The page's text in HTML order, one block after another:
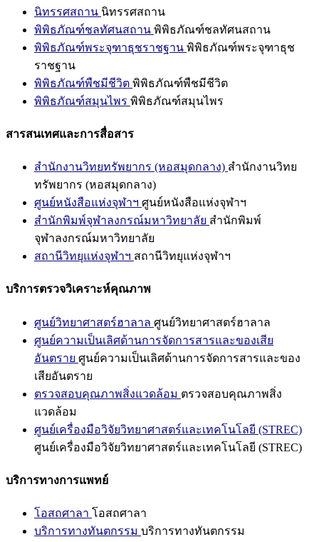
นิทรรศสถาน นิทรรศสถาน
พิพิธภัณฑ์ชลทัศนสถาน พิพิธภัณฑ์ชลทัศนสถาน
พิพิธภัณฑ์พระจุฑาธุชราชฐาน พิพิธภัณฑ์พระจุฑาธุช
ราชฐาน
พิพิธภัณฑ์พืชมีชีวิต พิพิธภัณฑ์พืชมีชีวิต
พิพิธภัณฑ์สมุนไพร พิพิธภัณฑ์สมุนไพร
สารสนเทศและการสื่อสาร
สำนักงานวิทยทรัพยากร (หอสมุดกลาง) สำนักงานวิทย
ทรัพยากร (หอสมุดกลาง)
ศูนย์หนังสือแห่งจุฬาฯ ศูนย์หนังสือแห่งจุฬาฯ
สำนักพิมพ์จุฬาลงกรณ์มหาวิทยาลัย สำนักพิมพ์
จุฬาลงกรณ์มหาวิทยาลัย
สถานีวิทยุแห่งจุฬาฯ สถานีวิทยุแห่งจุฬาฯ
บริการตรวจวิเคราะห์คุณภาพ
ศูนย์วิทยาศาสตร์ฮาลาล ศูนย์วิทยาศาสตร์ฮาลาล
ศูนย์ความเป็นเลิศด้านการจัดการสารและของเสีย
อันตราย ศูนย์ความเป็นเลิศด้านการจัดการสารและของ
เสียอันตราย
ตรวจสอบคุณภาพสิ่งแวดล้อม ตรวจสอบคุณภาพสิ่ง
แวดล้อม
ศูนย์เครื่องมือวิจัยวิทยาศาสตร์และเทคโนโลยี (STREC)
ศูนย์เครื่องมือวิจัยวิทยาศาสตร์และเทคโนโลยี (STREC)
บริการทางการแพทย์
โอสถศาลา โอสถศาลา
บริการทางทันตกรรม บริการทางทันตกรรม